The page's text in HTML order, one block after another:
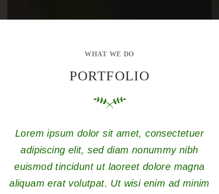
WHAT WE DO
PORTFOLIO
Lorem ipsum dolor sit amet, consectetuer
adipiscing elit, sed diam nonummy nibh
euismod tincidunt ut laoreet dolore magna
aliquam erat volutpat. Ut wisi enim ad minim